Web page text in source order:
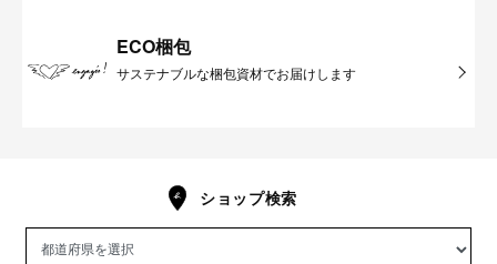
ECO梱包
サステナブルな梱包資材でお届けします
ショップ検索